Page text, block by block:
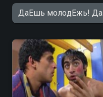
ДаЕшь молодЕжь!